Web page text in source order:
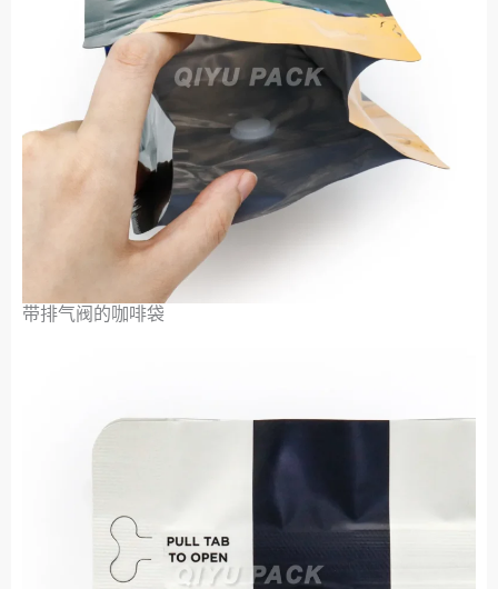
带排气阀的咖啡袋